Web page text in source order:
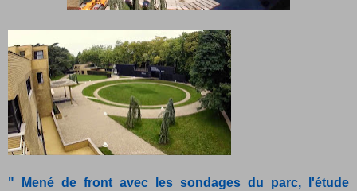
" Mené de front avec les sondages du parc, l'étude